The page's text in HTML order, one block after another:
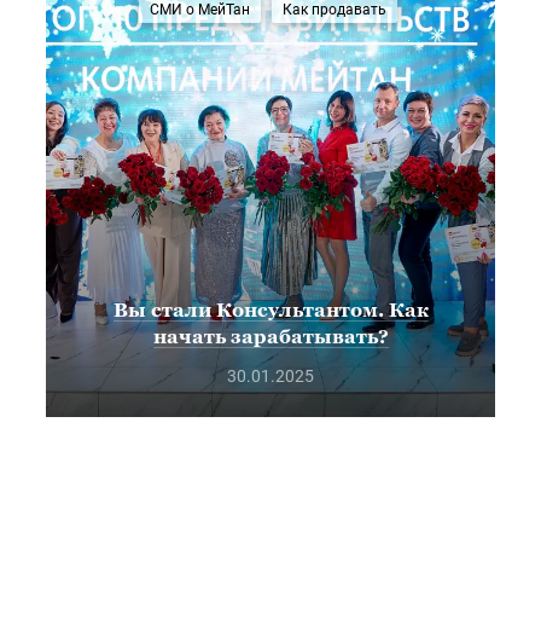
СМИ о МейТан
Как продавать
Вы стали Консультантом. Как
начать зарабатывать?
30.01.2025